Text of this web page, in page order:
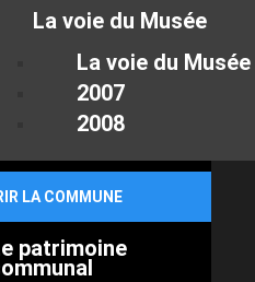
La voie du Musée
La voie du Musée
2007
2008
LA COMMUNE
patrimoine